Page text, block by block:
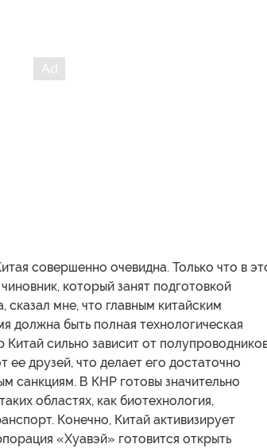
совершенно очевидна. Только что в
который занят подготовкой
сказал мне, что главным китайским
должна быть полная технологическая
сильно зависит от
друзей, что делает его достаточно
санкциям. В КНР готовы значительно
областях, как биотехнология,
Конечно, Китай активизирует
«Хуавэй» готовится открыть